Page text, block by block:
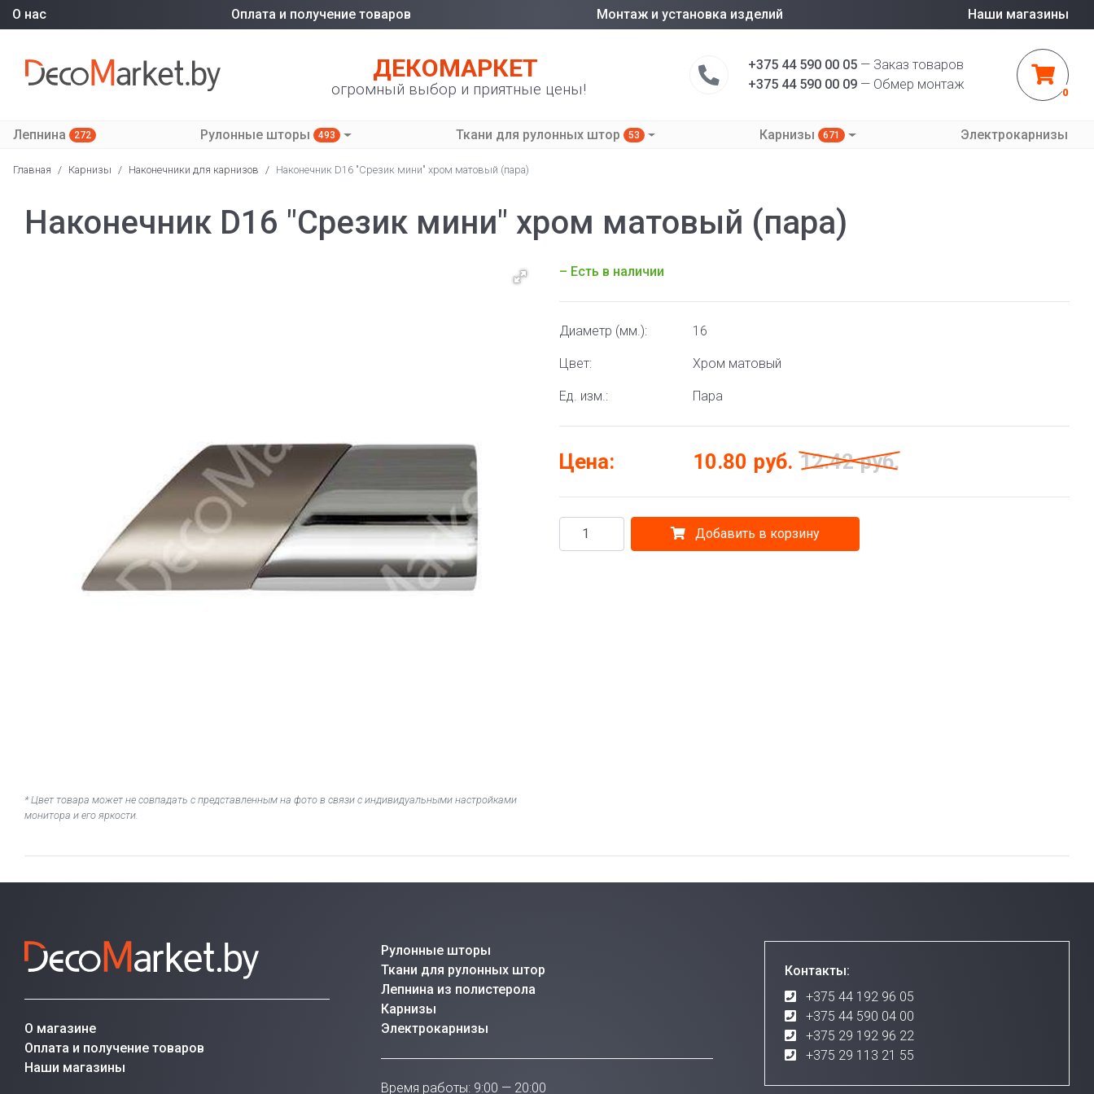
О нас Оплата и получение товаров Монтаж и установка изделий Наши магазины
ДЕКОМАРКЕТ
огромный выбор и приятные цены!
+375 44 590 00 05 — Заказ товаров
+375 44 590 00 09 — Обмер монтаж
0
Лепнина 272 Рулонные шторы 493 Ткани для рулонных штор 53 Карнизы 671 Электрокарнизы
Главная / Карнизы / Наконечники для карнизов / Наконечник D16 "Срезик мини" хром матовый (пара)
Наконечник D16 "Срезик мини" хром матовый (пара)
* Цвет товара может не совпадать с представленным на фото в связи с индивидуальными настройками
монитора и его яркости.
– Есть в наличии
Диаметр (мм.): 16
Цвет: Хром матовый
Ед. изм.: Пара
Цена: 10.80 руб. 12.42 руб.
Добавить в корзину
О магазине
Оплата и получение товаров
Наши магазины
Рулонные шторы
Ткани для рулонных штор
Лепнина из полистерола
Карнизы
Электрокарнизы
Время работы: 9:00 — 20:00
Контакты:
+375 44 192 96 05
+375 44 590 04 00
+375 29 192 96 22
+375 29 113 21 55